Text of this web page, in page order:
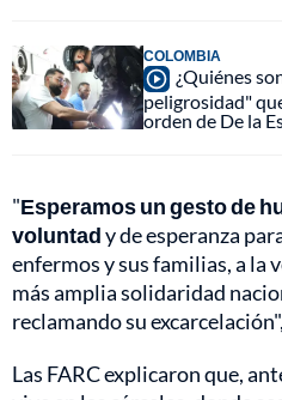
COLOMBIA
¿Quiénes
peligrosidad"
orden de De la
"Esperamos un gesto de
voluntady de esperanza
enfermos y sus familias, a la
más amplia solidaridad
reclamando su
Las FARC explicaron que,